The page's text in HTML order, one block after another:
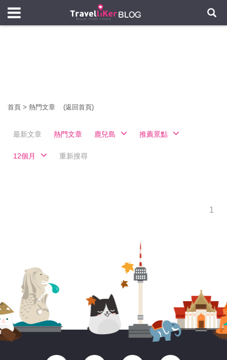
首頁 > 熱門文章 (返回首頁)
最新文章 熱門文章 鹿兒島 推薦景點
12個月 重新搜尋
1